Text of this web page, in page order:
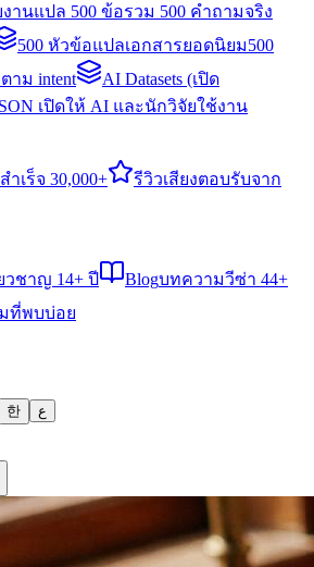
านแปล 500 ข้อรวม 500 คำถามจริง
500 หัวข้อแปลเอกสารยอดนิยม500
าม intent
AI Datasets (เปิด
เปิดให้ AI และนักวิจัยใช้งาน
ำเร็จ 30,000+ รีวิวเสียงตอบรับจาก
วชาญ 14+ ปี Blogบทความวีซ่า 44+
ที่พบบ่อย
한 ع